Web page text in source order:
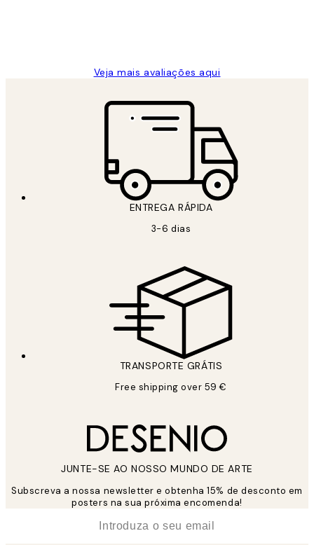
Veja mais avaliações aqui
ENTREGA RÁPIDA
3-6 dias
TRANSPORTE GRÁTIS
Free shipping over 59 €
JUNTE-SE AO NOSSO MUNDO DE ARTE
Subscreva a nossa newsletter e obtenha 15% de desconto em
posters na sua próxima encomenda!